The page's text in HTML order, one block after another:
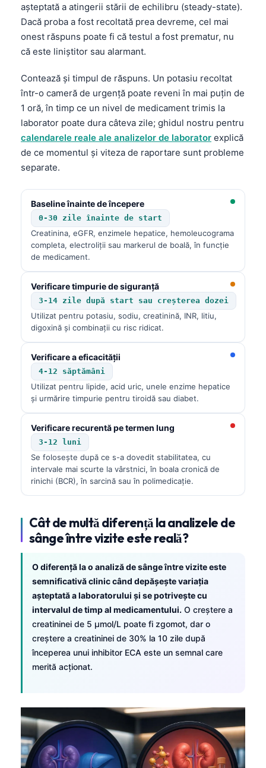
așteptată a atingerii stării de echilibru (steady-state).
Dacă proba a fost recoltată prea devreme, cel mai
onest răspuns poate fi că testul a fost prematur, nu
că este liniștitor sau alarmant.
Contează și timpul de răspuns. Un potasiu recoltat
într-o cameră de urgență poate reveni în mai puțin de
1 oră, în timp ce un nivel de medicament trimis la
laborator poate dura câteva zile; ghidul nostru pentru
calendarele reale ale analizelor de laborator explică
de ce momentul și viteza de raportare sunt probleme
separate.
Baseline înainte de începere
0-30 zile înainte de start
Creatinina, eGFR, enzimele hepatice, hemoleucograma
completa, electroliții sau markerul de boală, în funcție
de medicament.
Verificare timpurie de siguranță
3-14 zile după start sau creșterea dozei
Utilizat pentru potasiu, sodiu, creatinină, INR, litiu,
digoxină și combinații cu risc ridicat.
Verificare a eficacității
4-12 săptămâni
Utilizat pentru lipide, acid uric, unele enzime hepatice
și urmărire timpurie pentru tiroidă sau diabet.
Verificare recurentă pe termen lung
3-12 luni
Se folosește după ce s-a dovedit stabilitatea, cu
intervale mai scurte la vârstnici, în boala cronică de
rinichi (BCR), în sarcină sau în polimedicație.
Cât de multă diferență la analizele de
sânge între vizite este reală?
O diferență la o analiză de sânge între vizite este
semnificativă clinic când depășește variația
așteptată a laboratorului și se potrivește cu
intervalul de timp al medicamentului. O creștere a
creatininei de 5 µmol/L poate fi zgomot, dar o
creștere a creatininei de 30% la 10 zile după
începerea unui inhibitor ECA este un semnal care
merită acționat.